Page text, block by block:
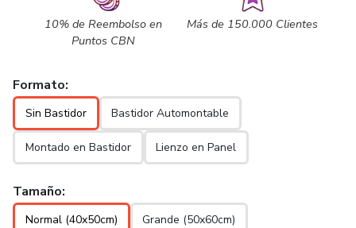
10% de Reembolso en
Puntos CBN
Más de 150.000 Clientes
Formato:
Sin Bastidor Bastidor Automontable
Montado en Bastidor Lienzo en Panel
Tamaño:
Normal (40x50cm) Grande (50x60cm)